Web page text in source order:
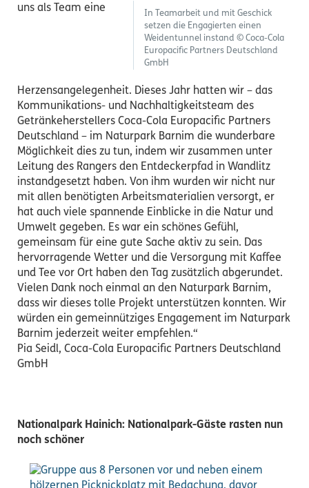
In Teamarbeit und mit Geschick
setzen die Engagierten einen
Weidentunnel instand © Coca-Cola
Europacific Partners Deutschland
GmbH
uns als Team eine
Herzensangelegenheit. Dieses Jahr hatten wir – das
Kommunikations- und Nachhaltigkeitsteam des
Getränkeherstellers Coca-Cola Europacific Partners
Deutschland – im Naturpark Barnim die wunderbare
Möglichkeit dies zu tun, indem wir zusammen unter
Leitung des Rangers den Entdeckerpfad in Wandlitz
instandgesetzt haben. Von ihm wurden wir nicht nur
mit allen benötigten Arbeitsmaterialien versorgt, er
hat auch viele spannende Einblicke in die Natur und
Umwelt gegeben. Es war ein schönes Gefühl,
gemeinsam für eine gute Sache aktiv zu sein. Das
hervorragende Wetter und die Versorgung mit Kaffee
und Tee vor Ort haben den Tag zusätzlich abgerundet.
Vielen Dank noch einmal an den Naturpark Barnim,
dass wir dieses tolle Projekt unterstützen konnten. Wir
würden ein gemeinnütziges Engagement im Naturpark
Barnim jederzeit weiter empfehlen.“
Pia Seidl, Coca-Cola Europacific Partners Deutschland
GmbH
Nationalpark Hainich: Nationalpark-Gäste rasten nun
noch schöner